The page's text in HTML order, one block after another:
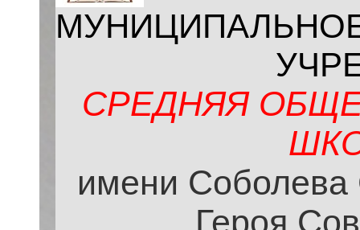
СРЕДНЯЯ
имени Соболева
Героя